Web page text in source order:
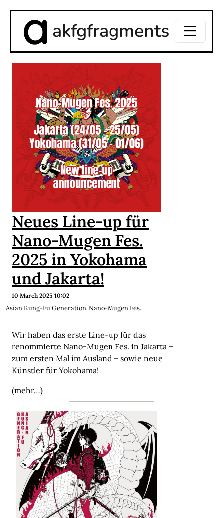
akfgfragments
Neues Line-up für
Nano-Mugen Fes.
2025 in Yokohama
und Jakarta!
10 March 2025 10:02
Asian Kung-Fu Generation Nano-Mugen Fes.
Wir haben das erste Line-up für das
renommierte Nano-Mugen Fes. in Jakarta –
zum ersten Mal im Ausland – sowie neue
Künstler für Yokohama!
(mehr…)